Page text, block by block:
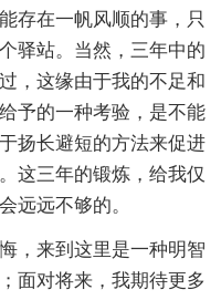
存在一帆风顺的事，只
驿站。当然，三年中的
，这缘由于我的不足和
予的一种考验，是不能
扬长避短的方法来促进
这三年的锻炼，给我仅
远远不够的。
，来到这里是一种明智
面对将来，我期待更多